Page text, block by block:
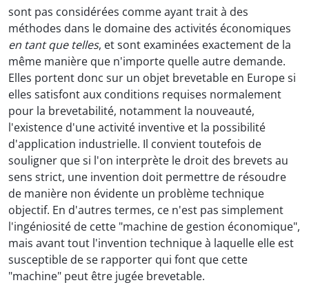
sont pas considérées comme ayant trait à des
méthodes dans le domaine des activités économiques
en tant que telles, et sont examinées exactement de la
même manière que n'importe quelle autre demande.
Elles portent donc sur un objet brevetable en Europe si
elles satisfont aux conditions requises normalement
pour la brevetabilité, notamment la nouveauté,
l'existence d'une activité inventive et la possibilité
d'application industrielle. Il convient toutefois de
souligner que si l'on interprète le droit des brevets au
sens strict, une invention doit permettre de résoudre
de manière non évidente un problème technique
objectif. En d'autres termes, ce n'est pas simplement
l'ingéniosité de cette "machine de gestion économique",
mais avant tout l'invention technique à laquelle elle est
susceptible de se rapporter qui font que cette
"machine" peut être jugée brevetable.